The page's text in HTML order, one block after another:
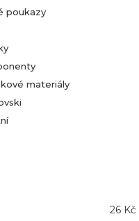
poukazy
materiály
26 Kč